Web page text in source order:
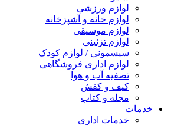
لوازم ورزشی
لوازم خانه و آشپزخانه
لوازم موسیقی
لوازم تزئینی
سیسمونی / لوازم کودک
لوازم اداری فروشگاهی
تصفیه آب و هوا
کیف و کفش
مجله و کتاب
خدمات
خدمات اداری